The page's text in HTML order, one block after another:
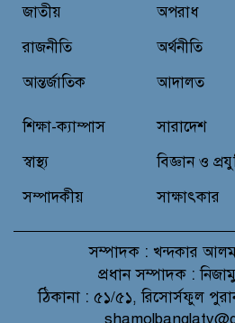
নিয়ে
নিত্য
উর্ধ্বগতির
জাতীয়
রাজনীতি
আন্তর্জাতিক
অপরাধ
অর্থনীতি
আদালত
শিক্ষা-ক্যাম্পাস
স্বাস্থ্য
সম্পাদকীয়
সারাদেশ
বিজ্ঞান ও
সাক্ষাৎকার
সম্পাদক : খন্দকার
প্রধান সম্পাদক :
ঠিকানা : ৫১/৫১, রিসোর্সফুল